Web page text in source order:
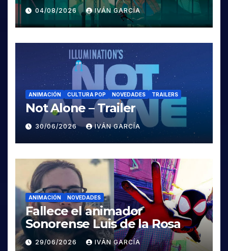
Spider-Verse
04/08/2026 IVÁN GARCÍA
ANIMACIÓN CULTURA POP NOVEDADES TRAILERS
Not Alone – Trailer
30/06/2026 IVÁN GARCÍA
ANIMACIÓN NOVEDADES
Fallece el animador
Sonorense Luis de la Rosa
29/06/2026 IVÁN GARCÍA